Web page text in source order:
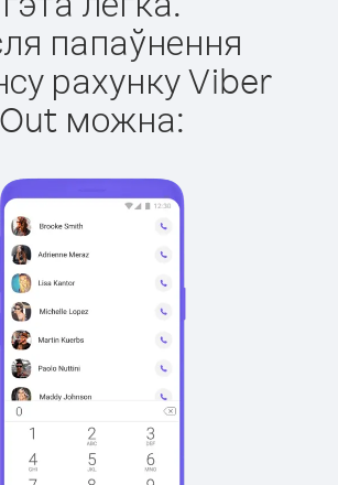
папаўнення
рахунку Viber
Out можна: